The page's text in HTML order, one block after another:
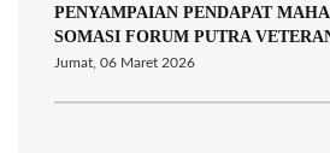
PENYAMPAIAN PENDAPAT
SOMASI FORUM PUTRA
Jumat, 06 Maret 2026